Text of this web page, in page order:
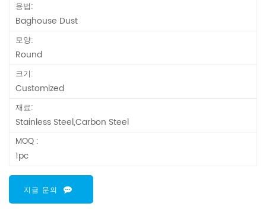
용법:
Baghouse Dust
모양:
Round
크기:
Customized
재료:
Stainless Steel,Carbon Steel
MOQ :
1pc
지금 문의